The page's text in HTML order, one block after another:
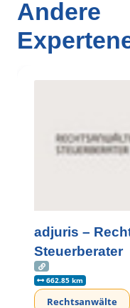
Andere
adjuris –
Steuerberater
662.85 km
Rechtsanwälte